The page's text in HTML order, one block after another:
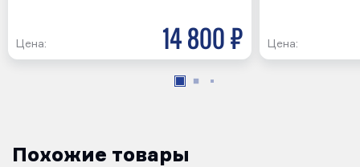
Цена: 14 800 р Цена:
Похожие товары